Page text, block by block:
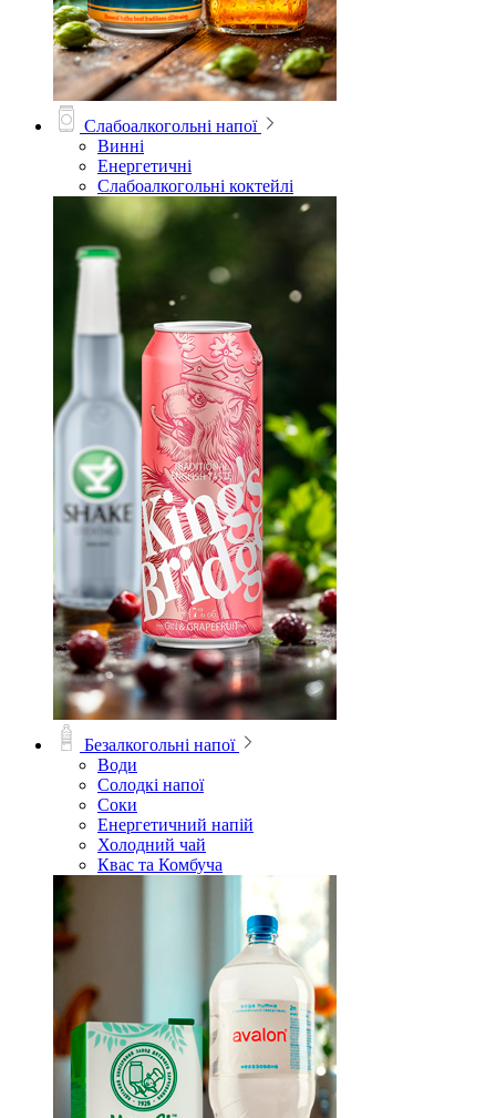
Слабоалкогольні напої
Винні
Енергетичні
Слабоалкогольні коктейлі
Безалкогольні напої
Води
Солодкі напої
Соки
Енергетичний напій
Холодний чай
Квас та Комбуча